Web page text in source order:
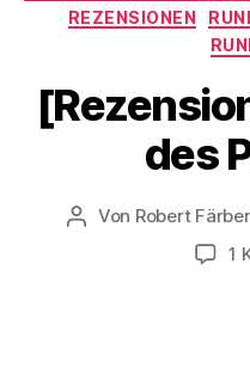
REZENSIONEN
des
Beitragsautor
Von Robert Färber
1